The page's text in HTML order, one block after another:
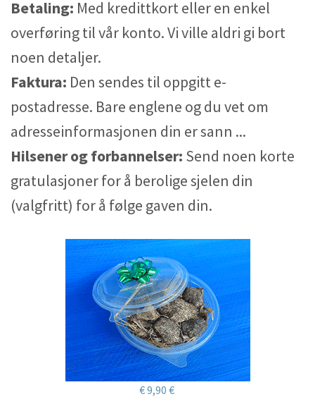
Betaling: Med kredittkort eller en enkel
overføring til vår konto. Vi ville aldri gi bort
noen detaljer.
Faktura: Den sendes til oppgitt e-
postadresse. Bare englene og du vet om
adresseinformasjonen din er sann ...
Hilsener og forbannelser: Send noen korte
gratulasjoner for å berolige sjelen din
(valgfritt) for å følge gaven din.
€ 9,90 €